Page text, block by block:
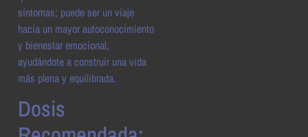
síntomas; puede ser un viaje
hacia un mayor autoconocimiento
y bienestar emocional,
ayudándote a construir una vida
más plena y equilibrada.
Dosis